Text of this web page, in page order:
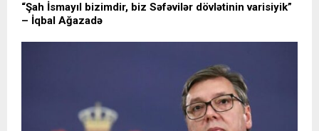
“Şah İsmayıl bizimdir, biz Səfəvilər dövlətinin varisiyik”
– İqbal Ağazadə